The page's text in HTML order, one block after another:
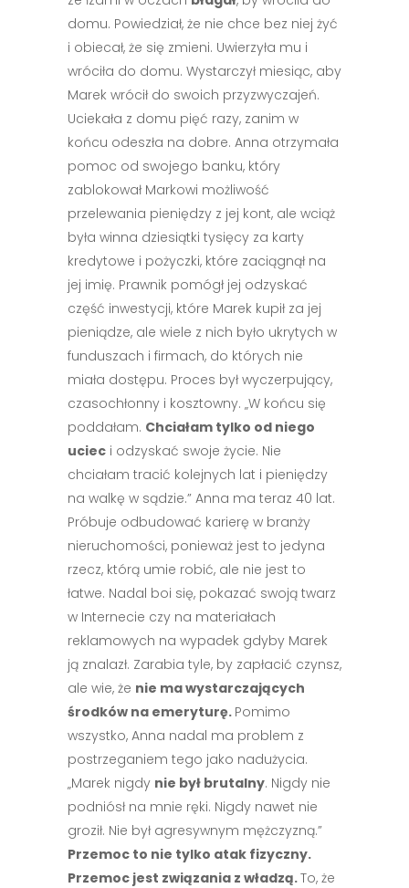
domu. Powiedział, że nie chce bez niej żyć
i obiecał, że się zmieni. Uwierzyła mu i
wróciła do domu. Wystarczył miesiąc, aby
Marek wrócił do swoich przyzwyczajeń.
Uciekała z domu pięć razy, zanim w
końcu odeszła na dobre. Anna otrzymała
pomoc od swojego banku, który
zablokował Markowi możliwość
przelewania pieniędzy z jej kont, ale wciąż
była winna dziesiątki tysięcy za karty
kredytowe i pożyczki, które zaciągnął na
jej imię. Prawnik pomógł jej odzyskać
część inwestycji, które Marek kupił za jej
pieniądze, ale wiele z nich było ukrytych w
funduszach i firmach, do których nie
miała dostępu. Proces był wyczerpujący,
czasochłonny i kosztowny. „W końcu się
poddałam. Chciałam tylko od niego
uciec i odzyskać swoje życie. Nie
chciałam tracić kolejnych lat i pieniędzy
na walkę w sądzie.” Anna ma teraz 40 lat.
Próbuje odbudować karierę w branży
nieruchomości, ponieważ jest to jedyna
rzecz, którą umie robić, ale nie jest to
łatwe. Nadal boi się, pokazać swoją twarz
w Internecie czy na materiałach
reklamowych na wypadek gdyby Marek
ją znalazł. Zarabia tyle, by zapłacić czynsz,
ale wie, że nie ma wystarczających
środków na emeryturę. Pomimo
wszystko, Anna nadal ma problem z
postrzeganiem tego jako nadużycia.
„Marek nigdy nie był brutalny. Nigdy nie
podniósł na mnie ręki. Nigdy nawet nie
groził. Nie był agresywnym mężczyzną.”
Przemoc to nie tylko atak fizyczny.
Przemoc jest związania z władzą.To, że